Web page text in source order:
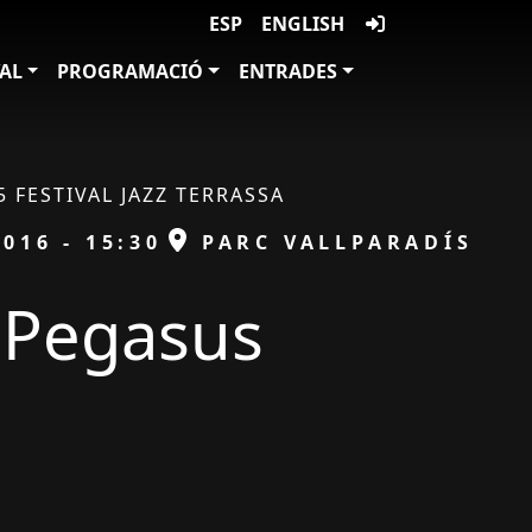
ESP
ENGLISH
PROGRAMACIÓ
ENTRADES
FESTIVAL JAZZ TERRASSA
- 15:30 ESPAI
PARC VALLPARADÍS
Pegasus